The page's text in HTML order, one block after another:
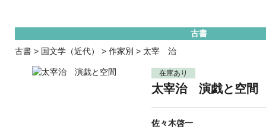
古書
古書 > 国文学（近代） > 作家別 > 太宰 治
在庫あり
太宰治 演戯と空間
佐々木啓一